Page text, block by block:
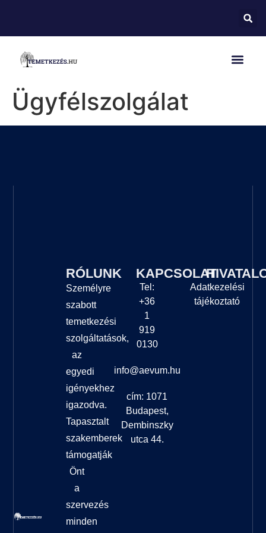
Ügyfélszolgálat
RÓLUNK
Személyre
szabott
temetkezési
szolgáltatások,
az
egyedi
igényekhez
igazodva.
Tapasztalt
szakemberek
támogatják
Önt
a
szervezés
minden
KAPCSOLAT
Tel:
+36
1
919
0130
info@aevum.hu
cím: 1071
Budapest,
Dembinszky
utca 44.
Adatkezelési
tájékoztató